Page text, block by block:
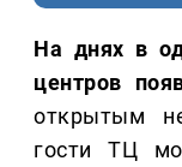
На днях в
центров
открытым
гости ТЦ